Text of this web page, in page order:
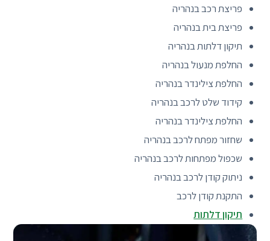
פריצת רכב בנהריה
פריצת בית בנהריה
תיקון דלתות בנהריה
החלפת מנעול בנהריה
החלפת צילינדר בנהריה
קידוד שלט לרכב בנהריה
החלפת צילינדר בנהריה
שחזור מפתח לרכב בנהריה
שכפול מפתחות לרכב בנהריה
ניתוק קודן לרכב בנהריה
התקנת קודן לרכב
תיקון דלתות